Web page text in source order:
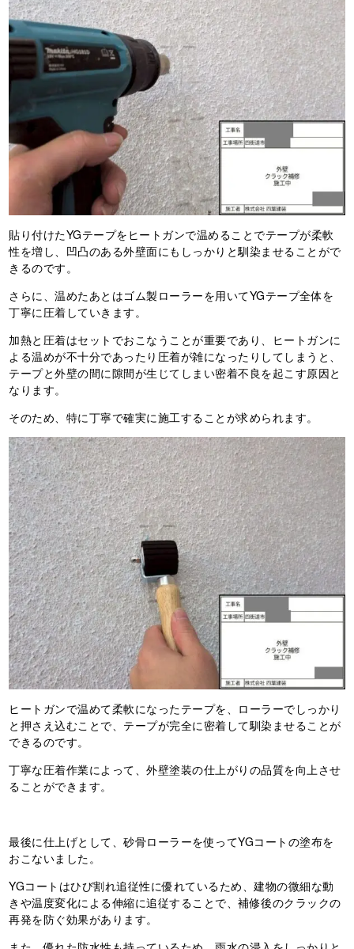
貼り付けたYGテープをヒートガンで温めることでテープが柔軟
性を増し、凹凸のある外壁面にもしっかりと馴染ませることがで
きるのです。
さらに、温めたあとはゴム製ローラーを用いてYGテープ全体を
丁寧に圧着していきます。
加熱と圧着はセットでおこなうことが重要であり、ヒートガンに
よる温めが不十分であったり圧着が雑になったりしてしまうと、
テープと外壁の間に隙間が生じてしまい密着不良を起こす原因と
なります。
そのため、特に丁寧で確実に施工することが求められます。
ヒートガンで温めて柔軟になったテープを、ローラーでしっかり
と押さえ込むことで、テープが完全に密着して馴染ませることが
できるのです。
丁寧な圧着作業によって、外壁塗装の仕上がりの品質を向上させ
ることができます。
最後に仕上げとして、砂骨ローラーを使ってYGコートの塗布を
おこないました。
YGコートはひび割れ追従性に優れているため、建物の微細な動
きや温度変化による伸縮に追従することで、補修後のクラックの
再発を防ぐ効果があります。